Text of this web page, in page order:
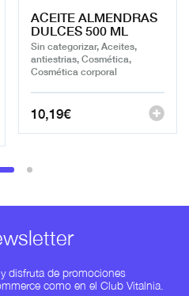
ACEITE ALMENDRAS
DULCES 500 ML
Sin categorizar, Aceites,
antiestrias, Cosmética,
Cosmética corporal
10,19€
disfruta de promociones
como en el Club Vitalnia.